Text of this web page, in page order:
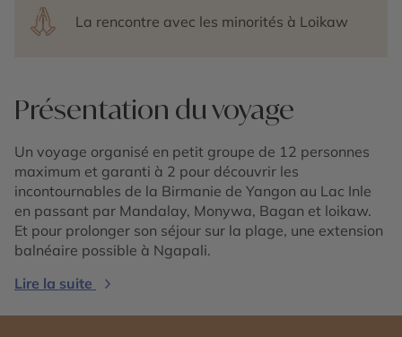
La rencontre avec les minorités à Loikaw
Présentation du voyage
Un voyage organisé en petit groupe de 12 personnes
maximum et garanti à 2 pour découvrir les
incontournables de la Birmanie de Yangon au Lac Inle
en passant par Mandalay, Monywa, Bagan et loikaw.
Et pour prolonger son séjour sur la plage, une extension
balnéaire possible à Ngapali.
Lire la suite